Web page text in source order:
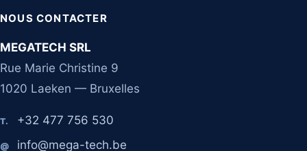
NOUS CONTACTER
MEGATECH SRL
Rue Marie Christine 9
1020 Laeken — Bruxelles
T. +32 477 756 530
@ info@mega-tech.be